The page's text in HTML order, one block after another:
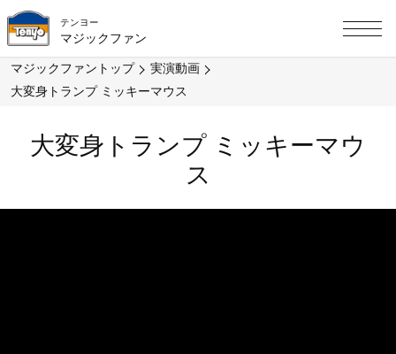
テンヨー
マジックファン
マジックファントップ
実演動画
大変身トランプ ミッキーマウス
大変身トランプ ミッキーマウ
ス